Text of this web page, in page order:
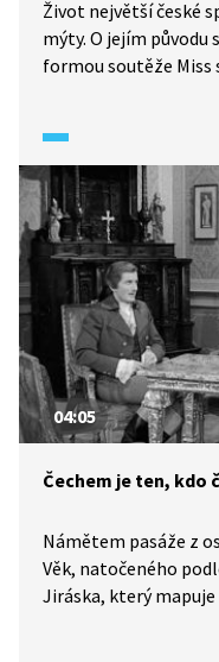
Život největší české
mýty. O jejím původu
formou soutěže Miss
Němcová jako
nepřehlédnutelné
národního obrození.
04:05
Čechem je ten, kdo
Námětem pasáže z
Věk, natočeného
Jiráska, který